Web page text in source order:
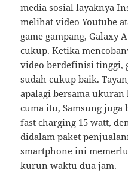
media sosial layaknya
melihat video Youtube
game gampang, Galaxy
cukup. Ketika
video berdefinisi tinggi,
sudah cukup baik.
apalagi bersama ukuran
cuma itu, Samsung
fast charging 15 watt,
didalam paket
smartphone ini
kurun waktu dua jam.